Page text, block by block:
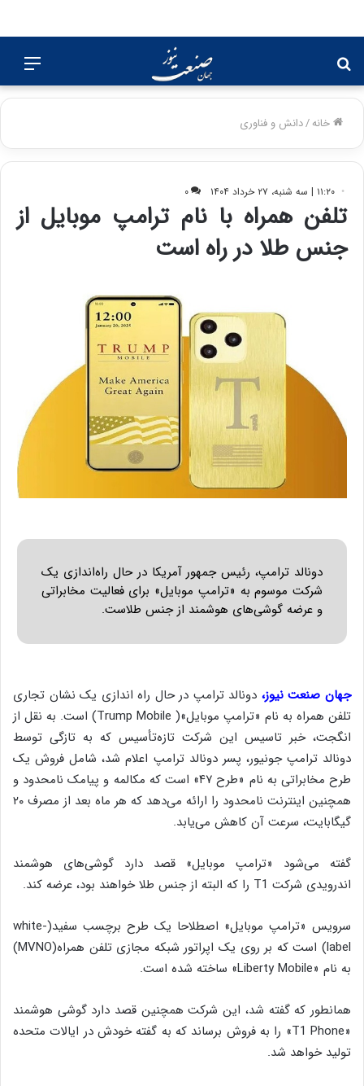
برای
خانه/دانش و فناوری
۱۱:۲۰ | سه شنبه، ۲۷ خرداد ۱۴۰۴ ۰
تلفن همراه با نام ترامپ موبایل از
جنس طلا در راه است
دونالد ترامپ، رئیس جمهور آمریکا در حال راه‌اندازی یک
شرکت موسوم به «ترامپ موبایل» برای فعالیت مخابراتی
و عرضه گوشی‌های هوشمند از جنس طلاست.
جهان صنعت نیوز، دونالد ترامپ در حال راه اندازی یک نشان تجاری
تلفن همراه به نام «ترامپ موبایل»( Trump Mobile) است. به نقل از
انگجت، خبر تاسیس این شرکت تازه‌تأسیس که به تازگی توسط
دونالد ترامپ جونیور، پسر دونالد ترامپ اعلام شد، شامل فروش یک
طرح مخابراتی به نام «طرح ۴۷» است که مکالمه و پیامک نامحدود و
همچنین اینترنت نامحدود را ارائه می‌دهد که هر ماه بعد از مصرف ۲۰
گیگابایت، سرعت آن کاهش می‌یابد.
گفته می‌شود «ترامپ موبایل» قصد دارد گوشی‌های هوشمند
اندرویدی شرکت T1 را که البته از جنس طلا خواهند بود، عرضه کند.
سرویس «ترامپ موبایل» اصطلاحا یک طرح برچسب سفید(white-
label) است که بر روی یک اپراتور شبکه مجازی تلفن همراه(MVNO)
به نام «Liberty Mobile» ساخته شده است.
همانطور که گفته شد، این شرکت همچنین قصد دارد گوشی هوشمند
«T1 Phone» را به فروش برساند که به گفته خودش در ایالات متحده
تولید خواهد شد.